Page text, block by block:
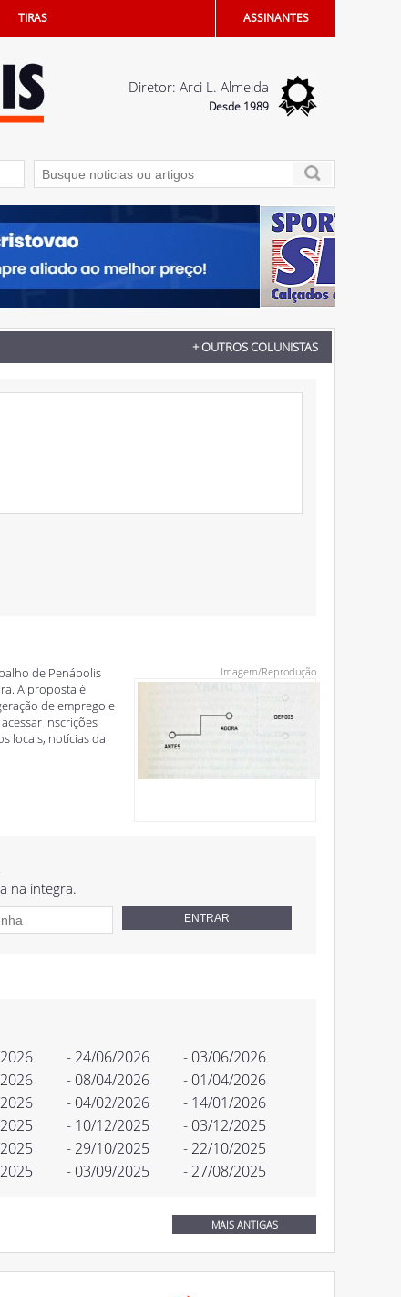
TIRAS ASSINANTES
Diretor: Arci L. Almeida
Desde 1989
de Penápolis 04/08/2026 - Saúde bucal: Penápolis terá Unidade
+ OUTROS COLUNISTAS
Imagem/Reprodução
de Penápolis
A proposta é
de emprego e
inscrições
locais, notícias da
na íntegra.
- 24/06/2026
- 03/06/2026
- 08/04/2026
- 01/04/2026
- 04/02/2026
- 14/01/2026
- 10/12/2025
- 03/12/2025
- 29/10/2025
- 22/10/2025
- 03/09/2025 - 27/08/2025
MAIS ANTIGAS